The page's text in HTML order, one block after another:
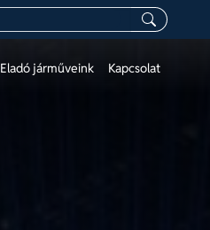
Eladó járműveink Kapcsolat